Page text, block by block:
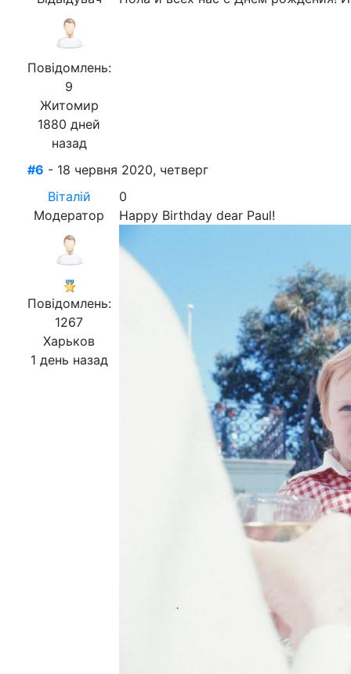
Повідомлень:
9
Житомир
1880 дней
назад
#6 - 18 червня 2020, четверг
Віталій
Модератор
Повідомлень:
1267
Харьков
1 день назад
0
Happy Birthday dear Paul!